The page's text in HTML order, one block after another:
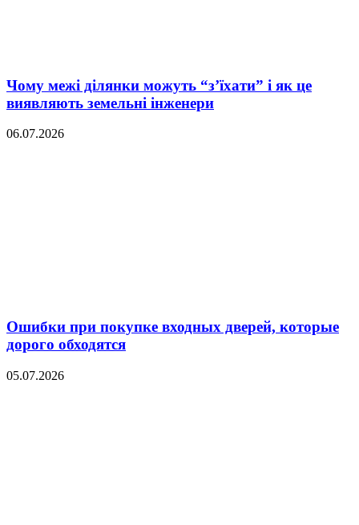
Чому межі ділянки можуть “з’їхати” і як це
виявляють земельні інженери
06.07.2026
Ошибки при покупке входных дверей, которые
дорого обходятся
05.07.2026